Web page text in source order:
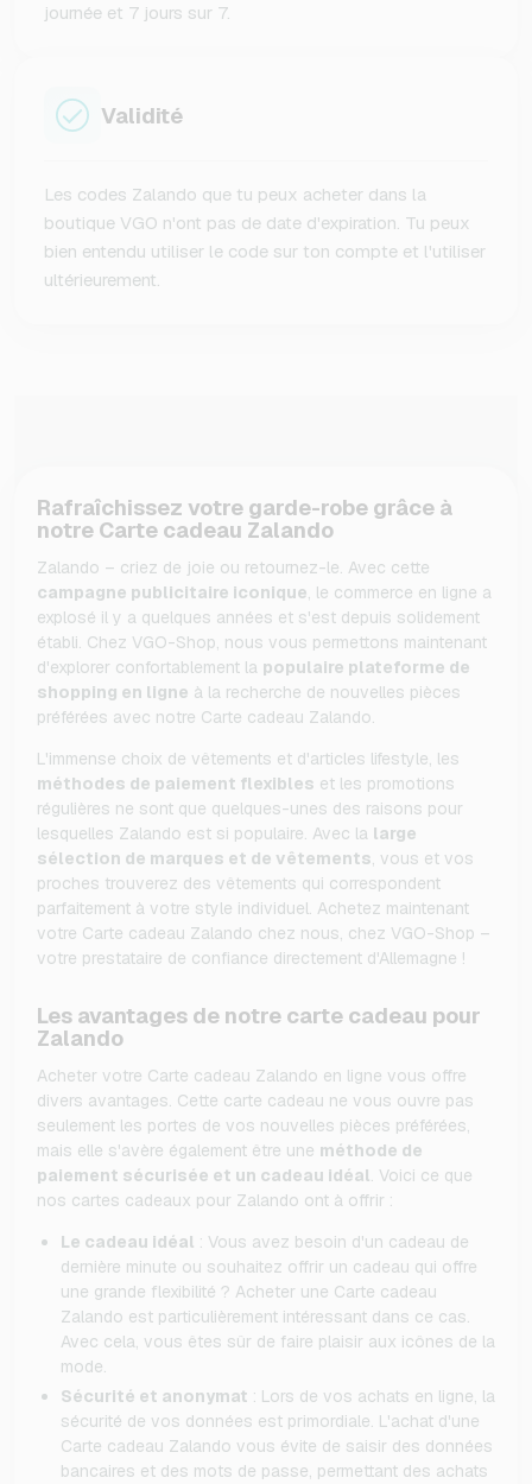
journée et 7 jours sur 7.
Validité
Les codes Zalando que tu peux acheter dans la
boutique VGO n'ont pas de date d'expiration. Tu peux
bien entendu utiliser le code sur ton compte et l'utiliser
ultérieurement.
Rafraîchissez votre garde-robe grâce à
notre Carte cadeau Zalando
Zalando – criez de joie ou retournez-le. Avec cette
campagne publicitaire iconique, le commerce en ligne a
explosé il y a quelques années et s'est depuis solidement
établi. Chez VGO-Shop, nous vous permettons maintenant
d'explorer confortablement la populaire plateforme de
shopping en ligne à la recherche de nouvelles pièces
préférées avec notre Carte cadeau Zalando.
L'immense choix de vêtements et d'articles lifestyle, les
méthodes de paiement flexibles et les promotions
régulières ne sont que quelques-unes des raisons pour
lesquelles Zalando est si populaire. Avec la large
sélection de marques et de vêtements, vous et vos
proches trouverez des vêtements qui correspondent
parfaitement à votre style individuel. Achetez maintenant
votre Carte cadeau Zalando chez nous, chez VGO-Shop –
votre prestataire de confiance directement d'Allemagne !
Les avantages de notre carte cadeau pour
Zalando
Acheter votre Carte cadeau Zalando en ligne vous offre
divers avantages. Cette carte cadeau ne vous ouvre pas
seulement les portes de vos nouvelles pièces préférées,
mais elle s'avère également être une méthode de
paiement sécurisée et un cadeau idéal. Voici ce que
nos cartes cadeaux pour Zalando ont à offrir :
Le cadeau idéal : Vous avez besoin d'un cadeau de
dernière minute ou souhaitez offrir un cadeau qui offre
une grande flexibilité ? Acheter une Carte cadeau
Zalando est particulièrement intéressant dans ce cas.
Avec cela, vous êtes sûr de faire plaisir aux icônes de la
mode.
Sécurité et anonymat : Lors de vos achats en ligne, la
sécurité de vos données est primordiale. L'achat d'une
Carte cadeau Zalando vous évite de saisir des données
bancaires et des mots de passe, permettant des achats